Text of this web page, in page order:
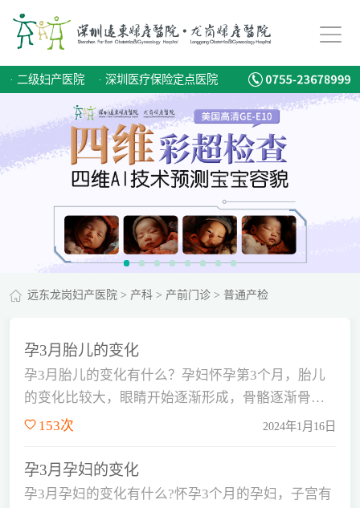
· 二级妇产医院 · 深圳医疗保险定点医院
远东龙岗妇产医院> 产科> 产前门诊> 普通产检
孕3月胎儿的变化
孕3月胎儿的变化有什么？孕妇怀孕第3个月，胎儿
的变化比较大，眼睛开始逐渐形成，骨骼逐渐骨化
变硬，肾脏也开始发育，一切都按…...
153次 2024年1月16日
孕3月孕妇的变化
孕3月孕妇的变化有什么?怀孕3个月的孕妇，子宫有